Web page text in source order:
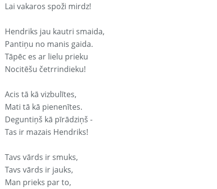
Lai vakaros spoži mirdz!
Hendriks jau kautri smaida,
Pantiņu no manis gaida.
Tāpēc es ar lielu prieku
Nocitēšu četrrindieku!
Acis tā kā vizbulītes,
Mati tā kā pienenītes.
Deguntiņš kā pīrādziņš -
Tas ir mazais Hendriks!
Tavs vārds ir smuks,
Tavs vārds ir jauks,
Man prieks par to,